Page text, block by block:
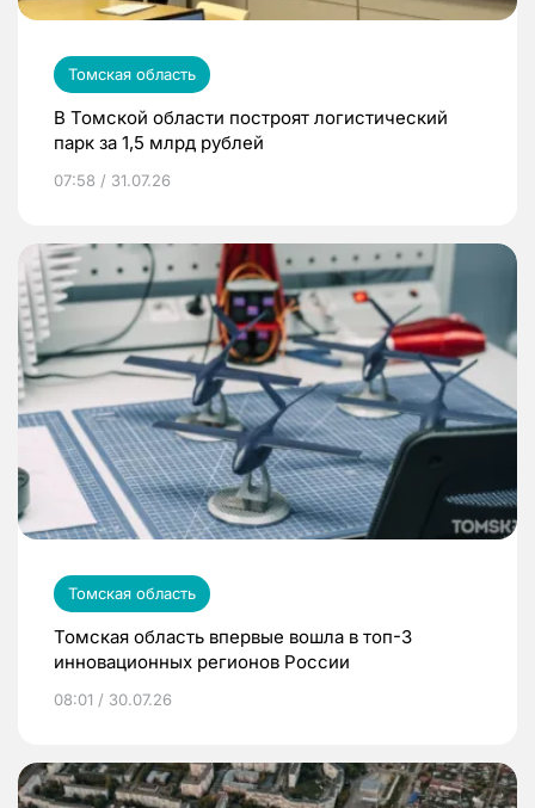
Томская область
В Томской области построят логистический
парк за 1,5 млрд рублей
07:58 / 31.07.26
Томская область
Томская область впервые вошла в топ-3
инновационных регионов России
08:01 / 30.07.26